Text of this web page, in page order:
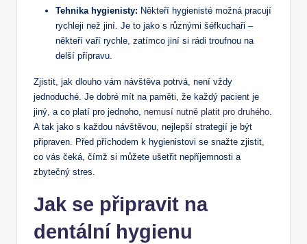
Tehnika hygienisty: Někteří hygienisté možná pracují
rychleji než jiní. Je to jako s různými šéfkuchaři –
někteří vaří rychle, zatímco jiní si rádi troufnou na
delší přípravu.
Zjistit, jak dlouho vám návštěva potrvá, není vždy
jednoduché. Je dobré mít na paměti, že každý pacient je
jiný, a co platí pro jednoho, nemusí nutně platit pro druhého.
A tak jako s každou návštěvou, nejlepší strategií je být
připraven. Před příchodem k hygienistovi se snažte zjistit,
co vás čeká, čímž si můžete ušetřit nepříjemnosti a
zbytečný stres.
Jak se připravit na
dentální hygienu